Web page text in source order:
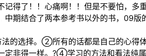
得了！！心痛啊！！但是不要怕，多
期结合了两本参考书以外的书，09
的选择。②所有的话都是自己的心得
定非得一样。?④学习的方法和看法纯